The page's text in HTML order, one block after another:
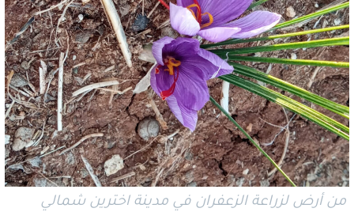
من أرض لزراعة الزعفران في مدينة اخترين شمالي